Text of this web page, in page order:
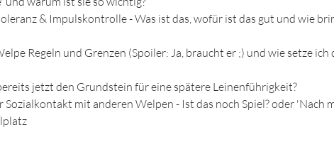
& Impulskontrolle - Was ist das, wofür ist das gut und wie
Regeln und Grenzen (Spoiler: Ja, braucht er ;) und wie setze ich
jetzt den Grundstein für eine spätere Leinenführigkeit?
mit anderen Welpen - Ist das noch Spiel? oder 'Nach